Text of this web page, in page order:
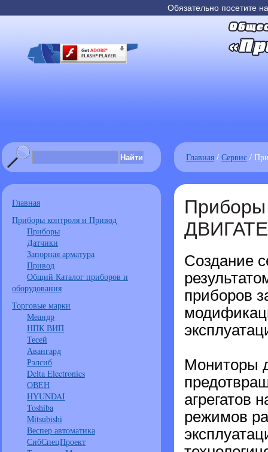
Обязательно посетите
Главная
Приборы контроля и Привод
Приборы
Датчики
Запорная арматура
Привод
Общий Каталог приборов и
оборудования
Торговые марки
Меандр
НПК ВИП
Тесей
Авангард
Рэлсиб
Delta Electronics
ОВЕН
HYUNDAI
Toshiba
Mitsubishi
Веспер автоматика
СибСпецПроект
Главная / Сервис /
Создание
приборов
Мониторы
агрегатов
режимов